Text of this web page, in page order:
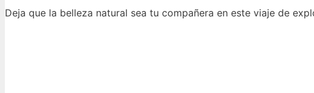
Deja que la belleza natural sea tu compañera en este viaje de